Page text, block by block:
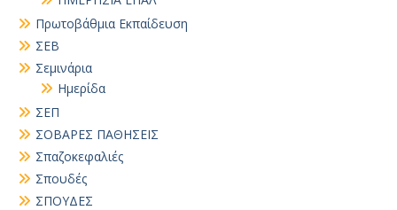
Πρωτοβάθμια Εκπαίδευση
ΣΕΒ
Σεμινάρια
Ημερίδα
ΣΕΠ
ΣΟΒΑΡΕΣ ΠΑΘΗΣΕΙΣ
Σπαζοκεφαλιές
Σπουδές
ΣΠΟΥΔΕΣ